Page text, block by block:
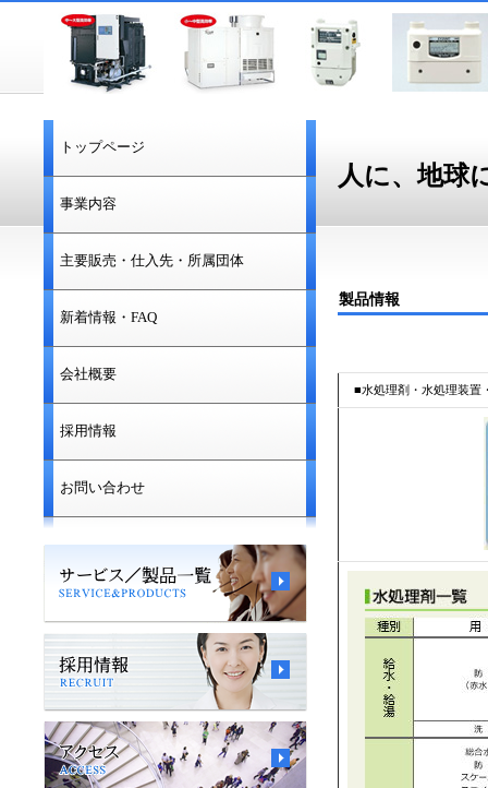
人に、地球
製品情報
■水処理剤・水処理装置
トップページ
事業内容
主要販売・仕入先・所属団体
新着情報・FAQ
会社概要
採用情報
お問い合わせ